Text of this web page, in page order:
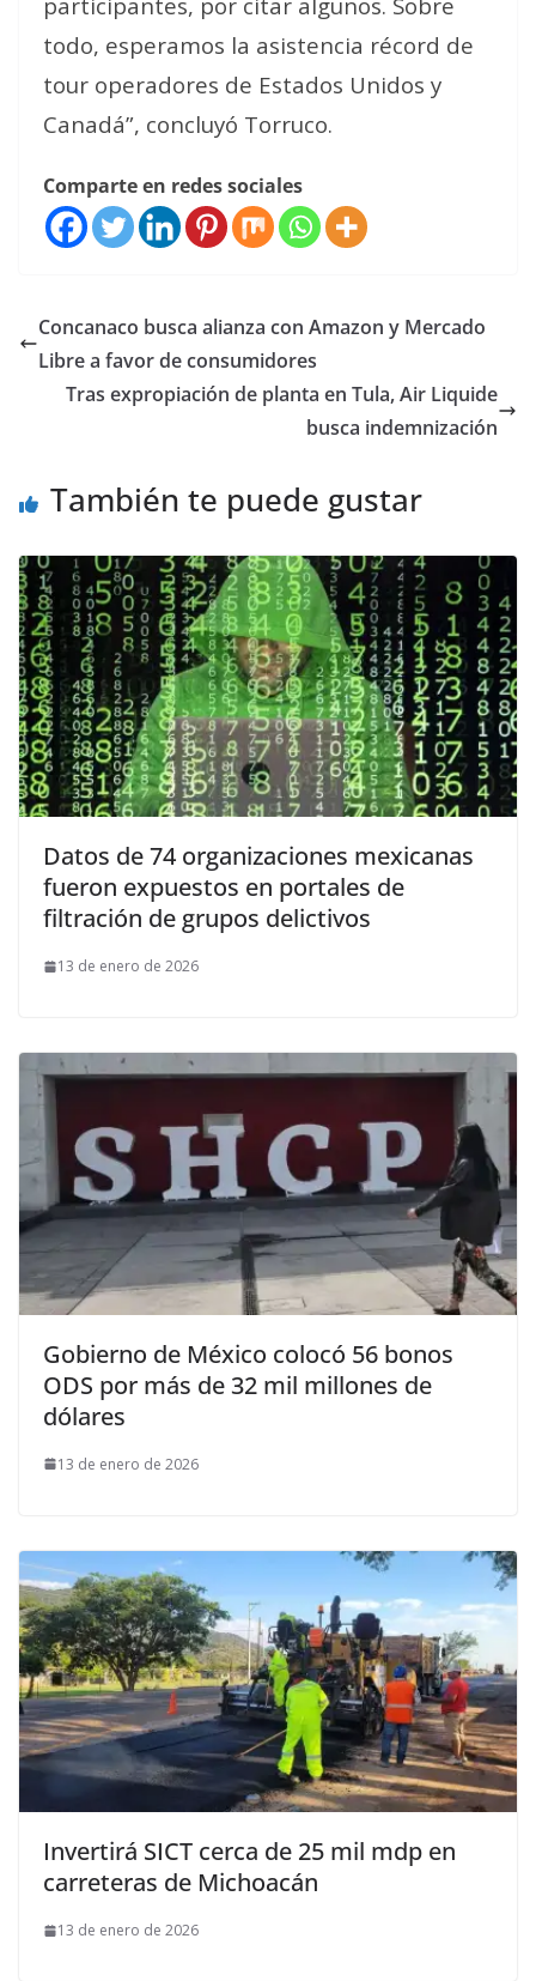
todo, esperamos la asistencia récord de
tour operadores de Estados Unidos y
Canadá”, concluyó Torruco.
Comparte en redes sociales
Concanaco busca alianza con Amazon y Mercado
Libre a favor de consumidores
Tras expropiación de planta en Tula, Air Liquide
busca indemnización
También te puede gustar
Datos de 74 organizaciones mexicanas
fueron expuestos en portales de
filtración de grupos delictivos
13 de enero de 2026
Gobierno de México colocó 56 bonos
ODS por más de 32 mil millones de
dólares
13 de enero de 2026
Invertirá SICT cerca de 25 mil mdp en
carreteras de Michoacán
13 de enero de 2026